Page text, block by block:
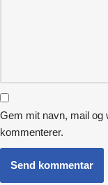
Gem mit navn, mail og
kommenterer.
Send kommentar